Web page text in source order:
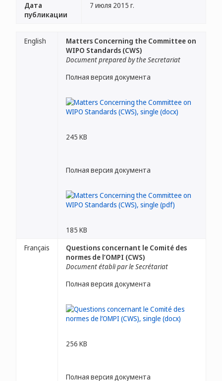
Дата
публикации
7 июля 2015 г.
English
Matters Concerning the Committee on
WIPO Standards (CWS)
Document prepared by the Secretariat
Полная версия документа
245 KB
Полная версия документа
185 KB
Français
Questions concernant le Comité des
normes de l’OMPI (CWS)
Document établi par le Secrétariat
Полная версия документа
256 KB
Полная версия документа